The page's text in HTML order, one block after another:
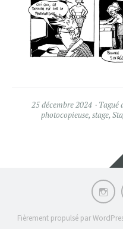
25 décembre 2024 Tagué
photocopieuse, stage,
Fièrement propulsé par